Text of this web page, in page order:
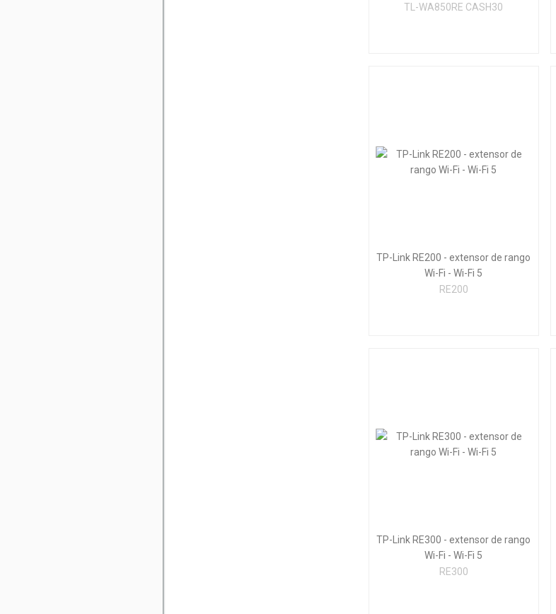
LAN WPS CASH30 ; CAJA
TL-WA850RE CASH30
TP-Link RE200 - extensor de rango
Wi-Fi - Wi-Fi 5
RE200
TP-Link RE300 - extensor de rango
Wi-Fi - Wi-Fi 5
RE300